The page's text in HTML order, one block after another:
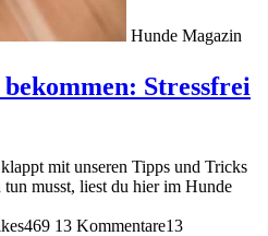
Hunde Magazin
Stressfrei
mit unseren Tipps und Tricks
tun musst, liest du hier im Hunde
469 13 Kommentare13